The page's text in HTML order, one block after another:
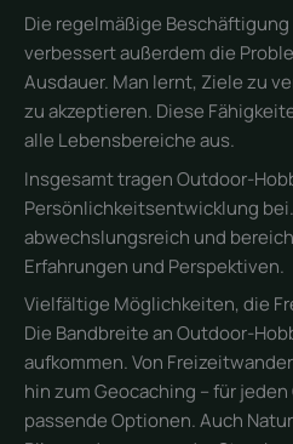
Die regelmäßige
verbessert außerdem die
Ausdauer. Man lernt, Ziele zu
zu akzeptieren. Diese
alle Lebensbereiche aus.
Insgesamt tragen Outdoor-
Persönlichkeitsentwicklung
abwechslungsreich und
Erfahrungen und Perspektiven.
Vielfältige Möglichkeiten, die
Die Bandbreite an Outdoor-
aufkommen. Von
hin zum Geocaching – für
passende Optionen. Auch